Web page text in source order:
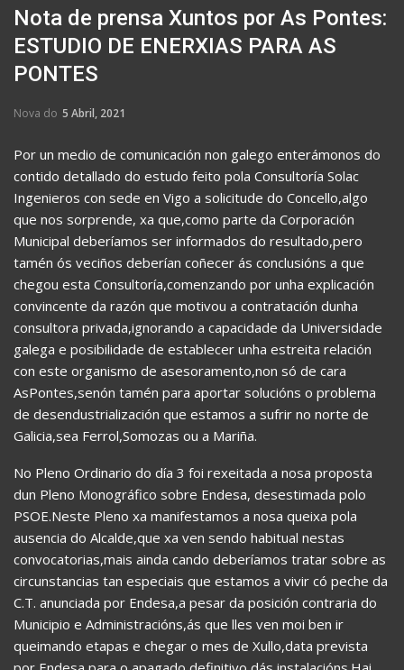
Nota de prensa Xuntos por As Pontes:
ESTUDIO DE ENERXIAS PARA AS
PONTES
Nova do 5 Abril, 2021
Por un medio de comunicación non galego enterámonos do
contido detallado do estudo feito pola Consultoría Solac
Ingenieros con sede en Vigo a solicitude do Concello,algo
que nos sorprende, xa que,como parte da Corporación
Municipal deberíamos ser informados do resultado,pero
tamén ós veciños deberían coñecer ás conclusións a que
chegou esta Consultoría,comenzando por unha explicación
convincente da razón que motivou a contratación dunha
consultora privada,ignorando a capacidade da Universidade
galega e posibilidade de establecer unha estreita relación
con este organismo de asesoramento,non só de cara
AsPontes,senón tamén para aportar solucións o problema
de desendustrialización que estamos a sufrir no norte de
Galicia,sea Ferrol,Somozas ou a Mariña.
No Pleno Ordinario do día 3 foi rexeitada a nosa proposta
dun Pleno Monográfico sobre Endesa, desestimada polo
PSOE.Neste Pleno xa manifestamos a nosa queixa pola
ausencia do Alcalde,que xa ven sendo habitual nestas
convocatorias,mais ainda cando deberíamos tratar sobre as
circunstancias tan especiais que estamos a vivir có peche da
C.T. anunciada por Endesa,a pesar da posición contraria do
Municipio e Administracións,ás que lles ven moi ben ir
queimando etapas e chegar o mes de Xullo,data prevista